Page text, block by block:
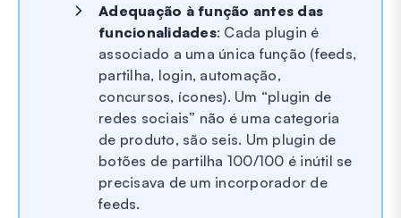
Adequação à função antes das
funcionalidades: Cada plugin é
associado a uma única função (feeds,
partilha, login, automação,
concursos, ícones). Um “plugin de
redes sociais” não é uma categoria
de produto, são seis. Um plugin de
botões de partilha 100/100 é inútil se
precisava de um incorporador de
feeds.